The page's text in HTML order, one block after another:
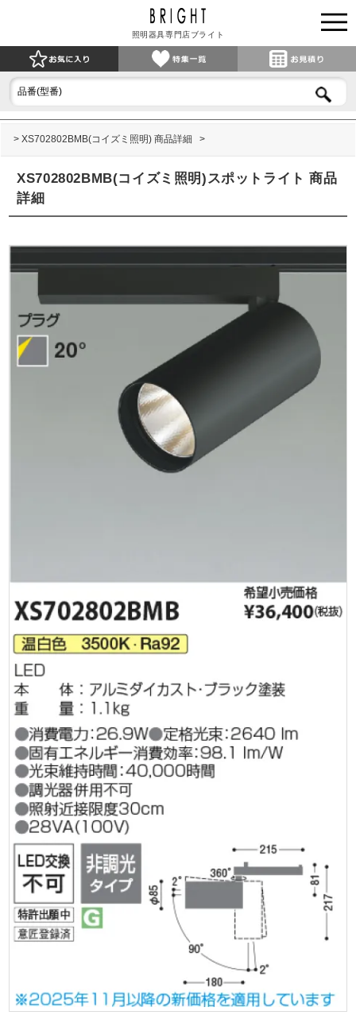
照明器具専門店ブライト
XS702802BMB(コイズミ照明) 商品詳細
XS702802BMB(コイズミ照明)スポットライト 商品
詳細